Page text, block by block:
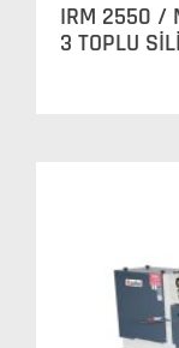
IRM 2550 /
3 TOPLU